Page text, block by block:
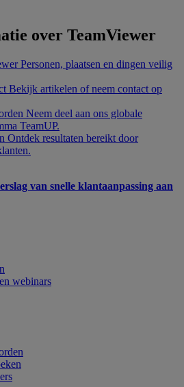
over TeamViewer
Personen, plaatsen en dingen veilig
Bekijk artikelen of neem contact op
Neem deel aan ons globale
TeamUP.
Ontdek resultaten bereikt door
van snelle klantaanpassing aan
webinars